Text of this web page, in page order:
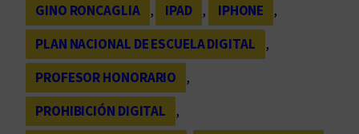
GINO RONCAGLIA
, IPAD , IPHONE
,
PLAN NACIONAL DE ESCUELA DIGITAL
,
PROFESOR HONORARIO
,
PROHIBICIÓN DIGITAL
,